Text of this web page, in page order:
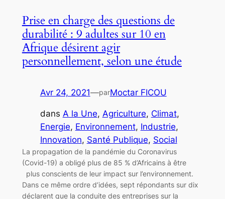
Prise en charge des questions de
durabilité : 9 adultes sur 10 en
Afrique désirent agir
personnellement, selon une étude
Avr 24, 2021—parMoctar FICOU
dans A la Une, Agriculture, Climat
Energie, Environnement, Industrie
Innovation, Santé Publique, Social
La propagation de la pandémie du Coronavirus
(Covid-19) a obligé plus de 85 % d’Africains à être
plus conscients de leur impact sur l’environnement.
Dans ce même ordre d’idées, sept répondants sur dix
déclarent que la conduite des entreprises sur la